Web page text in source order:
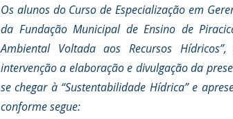
Os alunos do Curso de Especialização em
da Fundação Municipal de Ensino de
Ambiental Voltada aos Recursos
intervenção a elaboração e divulgação da
se chegar à “Sustentabilidade Hídrica” e
conforme segue: